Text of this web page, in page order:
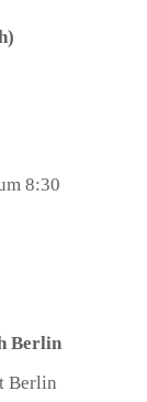
8:30
Berlin
Berlin